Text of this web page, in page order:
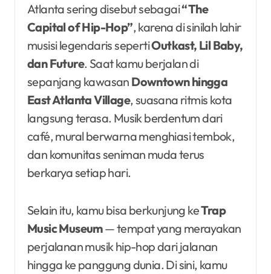
Atlanta sering disebut sebagai“The
Capital of Hip-Hop”, karena di sinilah lahir
musisi legendaris sepertiOutkast, Lil Baby,
dan Future. Saat kamu berjalan di
sepanjang kawasan Downtown hingga
East Atlanta Village, suasana ritmis kota
langsung terasa. Musik berdentum dari
café, mural berwarna menghiasi tembok,
dan komunitas seniman muda terus
berkarya setiap hari.
Selain itu, kamu bisa berkunjung keTrap
Music Museum— tempat yang merayakan
perjalanan musik hip-hop dari jalanan
hingga ke panggung dunia. Di sini, kamu